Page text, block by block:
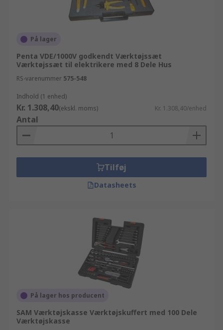
På lager
Penta VDE/1000V godkendt Værktøjssæt
Værktøjssæt til elektrikere med 8 Dele Hus
RS-varenummer 575-548
Indhold (1 enhed)
Kr. 1.308,40(ekskl. moms) Kr. 1.308,40/enhed
Antal
Tilføj
Datasheets
På lager hos producent
SAM Værktøjskasse Værktøjskuffert med 100 Dele
Værktøjskasse